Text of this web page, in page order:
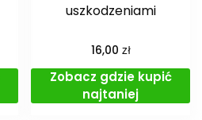
uszkodzeniami
16,00 zł
Zobacz gdzie kupić
najtaniej